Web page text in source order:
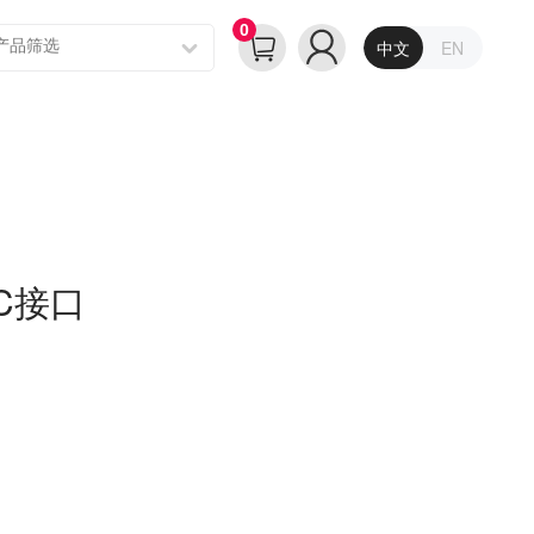
0
中文 EN
口